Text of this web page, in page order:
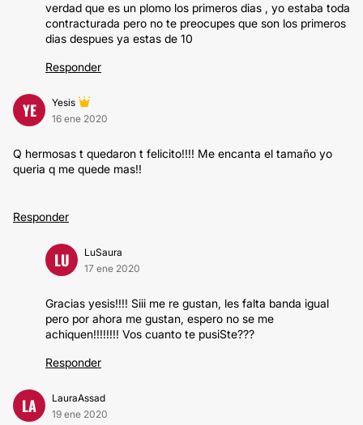
verdad que es un plomo los primeros dias , yo estaba toda
contracturada pero no te preocupes que son los primeros
dias despues ya estas de 10
Responder
YE
Yesis
16 ene 2020
Q hermosas t quedaron t felicito!!!! Me encanta el tamaño yo
queria q me quede mas!!
Responder
LU
LuSaura
17 ene 2020
Gracias yesis!!!! Siii me re gustan, les falta banda igual
pero por ahora me gustan, espero no se me
achiquen!!!!!!!! Vos cuanto te pusiSte???
Responder
LA
LauraAssad
19 ene 2020